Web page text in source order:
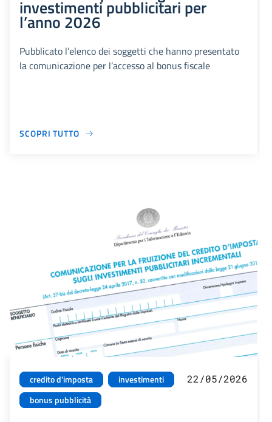
investimenti pubblicitari per
l’anno 2026
Pubblicato l’elenco dei soggetti che hanno presentato
la comunicazione per l’accesso al bonus fiscale
SCOPRI TUTTO
credito d'imposta
investimenti
bonus pubblicità
22/05/2026